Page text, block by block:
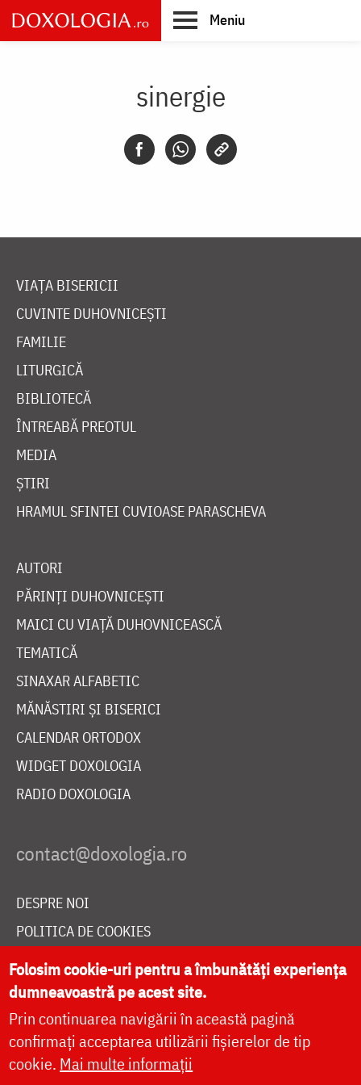
Skip
to
main
Meniu
sinergie
VIAȚA BISERICII
CUVINTE DUHOVNICEȘTI
FAMILIE
LITURGICĂ
BIBLIOTECĂ
ÎNTREABĂ PREOTUL
MEDIA
ȘTIRI
HRAMUL SFINTEI CUVIOASE PARASCHEVA
AUTORI
PĂRINȚI DUHOVNICEȘTI
MAICI CU VIAȚĂ DUHOVNICEASCĂ
TEMATICĂ
SINAXAR ALFABETIC
MĂNĂSTIRI ȘI BISERICI
CALENDAR ORTODOX
WIDGET DOXOLOGIA
RADIO DOXOLOGIA
DESPRE NOI
POLITICA DE COOKIES
DONEAZĂ ONLINE PENTRU CATEDRALA NAȚIONALĂ
LIVE
Folosim cookie-uri pentru a îmbunătăți experiența
dumneavoastră pe acest site.
Prin continuarea navigării în această pagină
confirmați acceptarea utilizării fișierelor de tip
cookie. Mai multe informații